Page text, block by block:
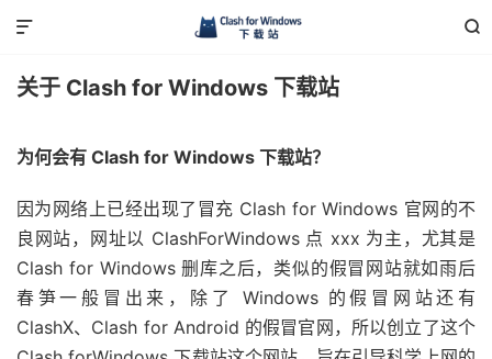


关于 Clash for Windows 下载站
为何会有 Clash for Windows 下载站？
因为网络上已经出现了冒充 Clash for Windows 官网的不
良网站，网址以 ClashForWindows 点 xxx 为主，尤其是
Clash for Windows 删库之后，类似的假冒网站就如雨后
春笋一般冒出来，除了 Windows 的假冒网站还有
ClashX、Clash for Android 的假冒官网，所以创立了这个